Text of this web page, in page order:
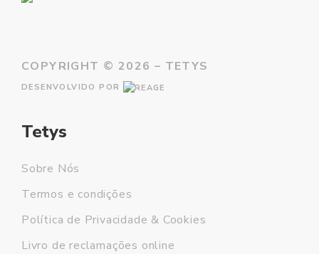
COPYRIGHT © 2026 – TETYS
DESENVOLVIDO POR
Tetys
Sobre Nós
Termos e condições
Política de Privacidade & Cookies
Livro de reclamações online